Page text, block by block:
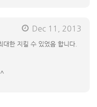
Dec 11, 2013
대한 지킬 수 있었음 합니다.